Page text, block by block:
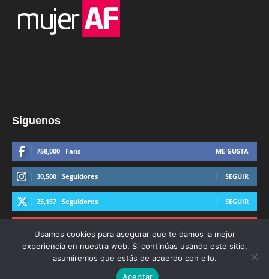
Síguenos
758,000 Fans ME GUSTA
30,500 Seguidores SEGUIR
25,157 Seguidores SEGUIR
Usamos cookies para asegurar que te damos la mejor
experiencia en nuestra web. Si continúas usando este sitio,
asumiremos que estás de acuerdo con ello.
Aceptar